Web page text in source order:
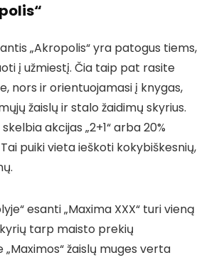
„Akropolis“ yra patogus tiems,
į užmiestį. Čia taip pat rasite
nors ir orientuojamasi į knygas,
žaislų ir stalo žaidimų skyrius.
akcijas „2+1“ arba 20%
puiki vieta ieškoti kokybiškesnių,
esanti „Maxima XXX“ turi vieną
tarp maisto prekių
žaislų muges verta